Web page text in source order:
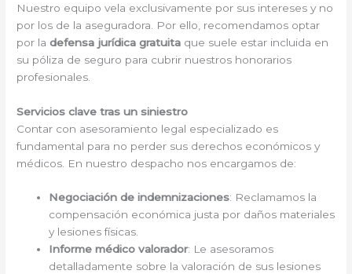
Nuestro equipo vela exclusivamente por sus intereses y no
por los de la aseguradora. Por ello, recomendamos optar
por ladefensa jurídica gratuita que suele estar incluida en
su póliza de seguro para cubrir nuestros honorarios
profesionales.
Servicios clave tras un siniestro
Contar con asesoramiento legal especializado es
fundamental para no perder sus derechos económicos y
médicos. En nuestro despacho nos encargamos de:
Negociación de indemnizaciones: Reclamamos la
compensación económica justa por daños materiales
y lesiones físicas.
Informe médico valorador: Le asesoramos
detalladamente sobre la valoración de sus lesiones